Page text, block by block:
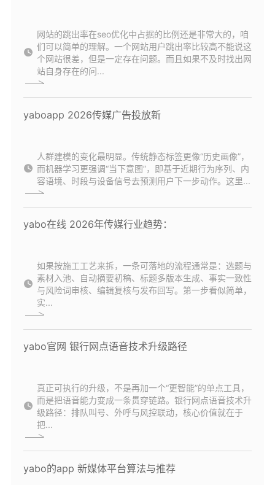
网站的跳出率在seo优化中占据的比例还是非常大的，咱
们可以简单的理解。一个网站用户跳出率比较高不能说这
个网站很差，但是一定存在问题。而且如果不及时找出网
站自身存在的问...
yaboapp 2026传媒广告投放新
人群建模的变化最明显。传统静态标签更像“历史画像”，
而机器学习更强调“当下意图”，即基于近期行为序列、内
容语境、时段与设备信号去预测用户下一步动作。这里...
yabo在线 2026年传媒行业趋势：
如果按施工工艺来拆，一条可落地的流程通常是：选题与
素材入池、自动摘要初稿、标题多版本生成、事实一致性
与风险词审核、编辑复核与发布回写。第一步看似简单，
实...
yabo官网 银行网点语音技术升级路径
真正可执行的升级，不是再加一个“更智能”的单点工具，
而是把语音能力变成一条贯穿链路。银行网点语音技术升
级路径：排队叫号、外呼与风控联动，核心价值就在于
把...
yabo的app 新媒体平台算法与推荐